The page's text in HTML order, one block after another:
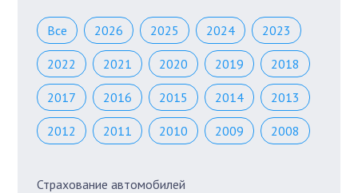
Все 2026 2025 2024 2023
2022 2021 2020 2019 2018
2017 2016 2015 2014 2013
2012 2011 2010 2009 2008
Страхование автомобилей